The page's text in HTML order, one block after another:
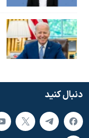
دنبال کنید